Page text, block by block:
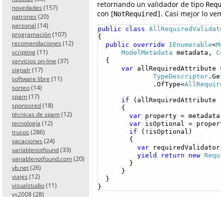
novedades (157)
patrones (20)
personal (14)
programación (107)
recomendaciones (12)
scripting (11)
servicios on-line (37)
signalr (17)
software libre (11)
sorteo (14)
spam (17)
sponsored (18)
técnicas de spam (12)
tecnología (12)
trucos (286)
vacaciones (24)
variablenotfound (33)
variablenotfound.com (20)
vb.net (26)
viajes (12)
visualstudio (11)
vs2008 (28)
retornando un validador de tipo
con [NotRequired] . Casi mejor lo
public class
{
public override IEnumerable<
ModelMetadata metadata,
{
var allRequiredAttribute
TypeDescriptor
.OfType<
if
{
var property =
var isOptional =
if (!isOptional)
{
var
yield
return new
}
}
}
}